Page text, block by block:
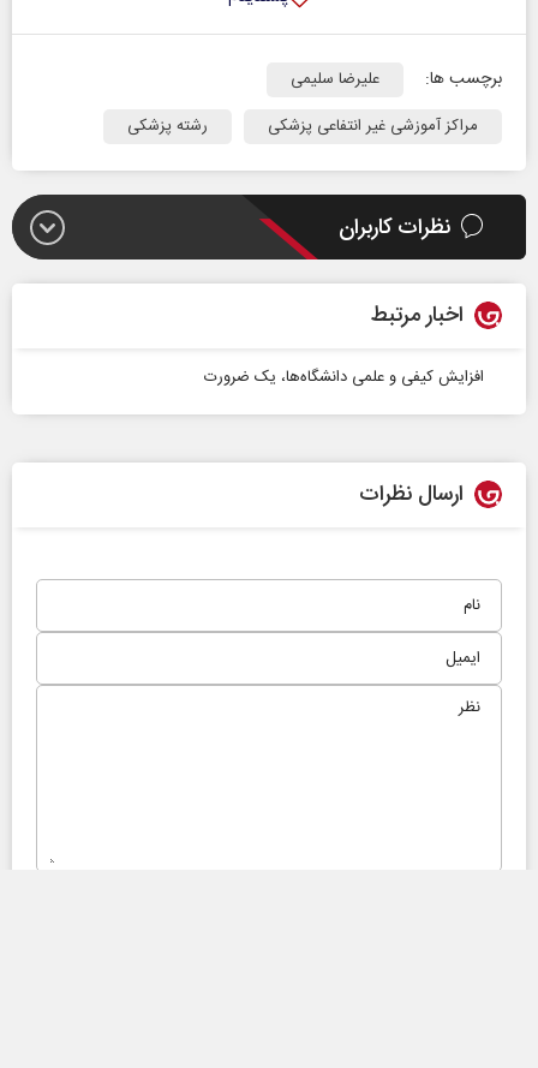
برچسب ها:
علیرضا سلیمی
مراکز آموزشی غیر انتفاعی پزشکی
رشته پزشکی
نظرات کاربران
اخبار مرتبط
افزایش کیفی و علمی دانشگاه‌ها، یک ضرورت
ارسال نظرات